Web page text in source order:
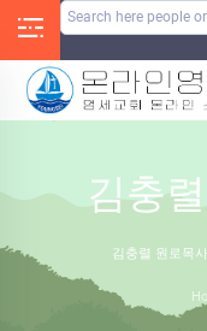
김충
김충렬 원로목